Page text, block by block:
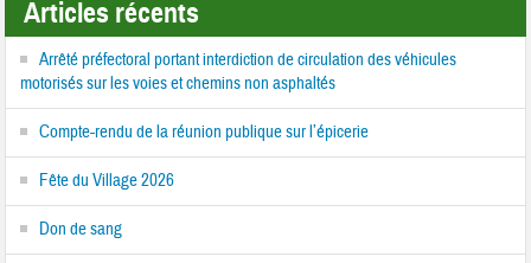
Articles récents
Arrêté préfectoral portant interdiction de circulation des véhicules
motorisés sur les voies et chemins non asphaltés
Compte-rendu de la réunion publique sur l’épicerie
Fête du Village 2026
Don de sang